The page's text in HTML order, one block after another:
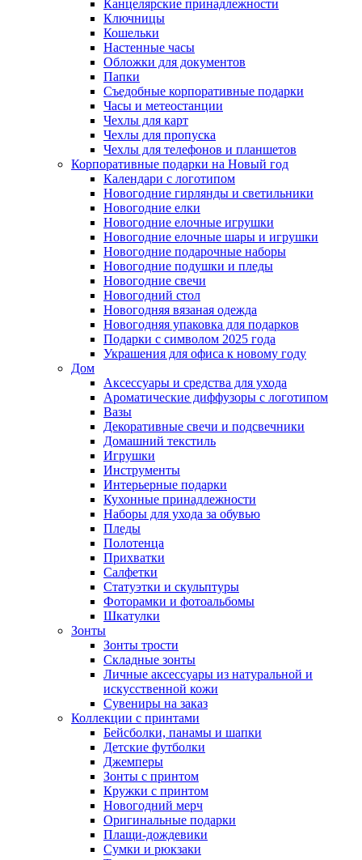
Канцелярские принадлежности
Ключницы
Кошельки
Настенные часы
Обложки для документов
Папки
Съедобные корпоративные подарки
Часы и метеостанции
Чехлы для карт
Чехлы для пропуска
Чехлы для телефонов и планшетов
Корпоративные подарки на Новый год
Календари с логотипом
Новогодние гирлянды и светильники
Новогодние елки
Новогодние елочные игрушки
Новогодние елочные шары и игрушки
Новогодние подарочные наборы
Новогодние подушки и пледы
Новогодние свечи
Новогодний стол
Новогодняя вязаная одежда
Новогодняя упаковка для подарков
Подарки с символом 2025 года
Украшения для офиса к новому году
Дом
Аксессуары и средства для ухода
Ароматические диффузоры с логотипом
Вазы
Декоративные свечи и подсвечники
Домашний текстиль
Игрушки
Инструменты
Интерьерные подарки
Кухонные принадлежности
Наборы для ухода за обувью
Пледы
Полотенца
Прихватки
Салфетки
Статуэтки и скульптуры
Фоторамки и фотоальбомы
Шкатулки
Зонты
Зонты трости
Складные зонты
Личные аксессуары из натуральной и
искусственной кожи
Сувениры на заказ
Коллекции с принтами
Бейсболки, панамы и шапки
Детские футболки
Джемперы
Зонты с принтом
Кружки с принтом
Новогодний мерч
Оригинальные подарки
Плащи-дождевики
Сумки и рюкзаки